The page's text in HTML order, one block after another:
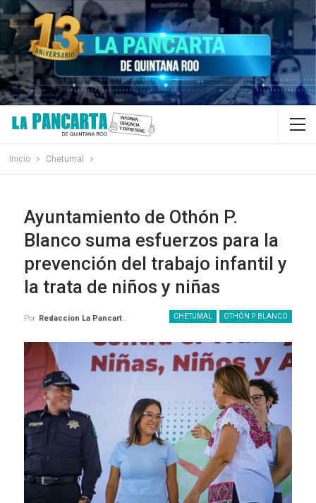
Inicio Chetumal
Ayuntamiento de Othón P.
Blanco suma esfuerzos para la
prevención del trabajo infantil y
la trata de niños y niñas
CHETUMAL OTHÓN P. BLANCO
Por Redaccion La Pancarta De Quintana Roo